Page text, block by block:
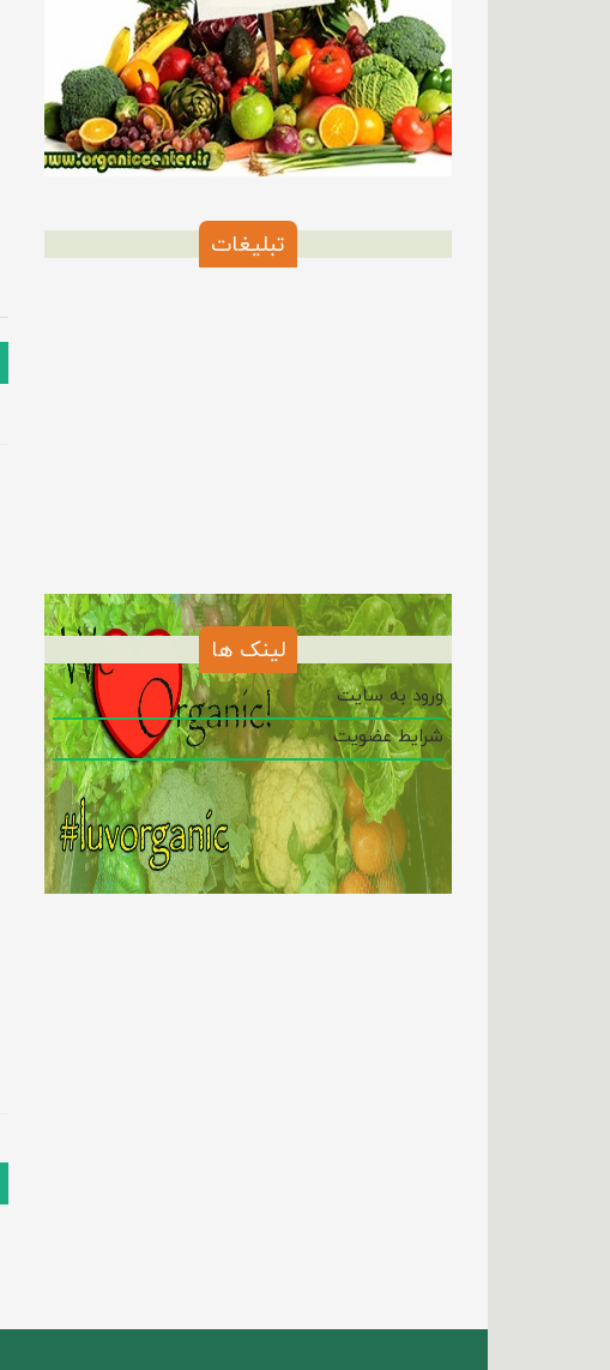
تبلیغات
لینک ها
ورود به سایت
شرایط عضویت